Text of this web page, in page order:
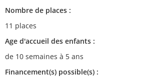
Nombre de places :
11 places
Age d'accueil des enfants :
de 10 semaines à 5 ans
Financement(s) possible(s) :